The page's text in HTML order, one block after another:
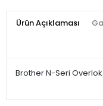
Ürün Açıklaması
Brother N-Seri